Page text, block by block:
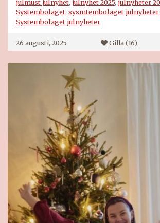
julmust julnyhet, julnyhet 2025, julnyheter
Systembolaget, sysmtembolaget julnyheter
Systembolaget julnyheter
26 augusti, 2025 Gilla (16)